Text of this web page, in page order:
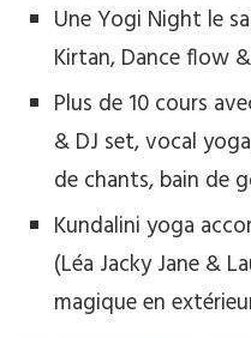
Une Yogi Night le
Kirtan, Dance flow
Plus de 10 cours
& DJ set, vocal
de chants, bain de
Kundalini yoga
(Léa Jacky Jane &
magique en